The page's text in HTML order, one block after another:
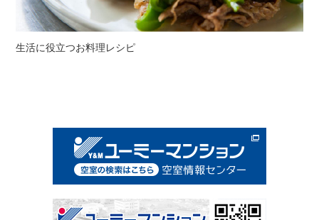
生活に役立つお料理レシピ